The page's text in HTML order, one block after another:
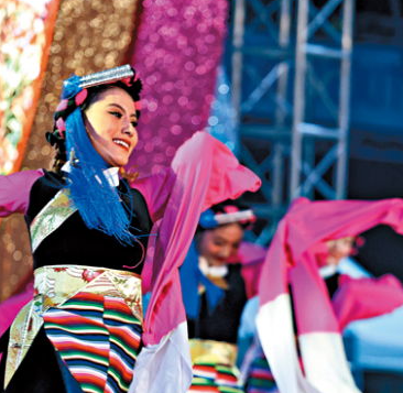
新政滿月住宅網簽11226套
宗 全港貨尾減逾8%
核心賽道，花都區人工智能產業促進中心揭牌
願即刻與普京直接談判
現階段將繼續在黎地面行動